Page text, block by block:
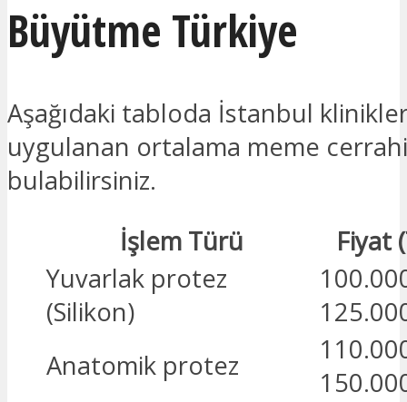
Büyütme Türkiye
Aşağıdaki tabloda İstanbul
uygulanan ortalama meme
bulabilirsiniz.
İşlem Türü
Fiyat
Yuvarlak protez
(Silikon)
Anatomik protez